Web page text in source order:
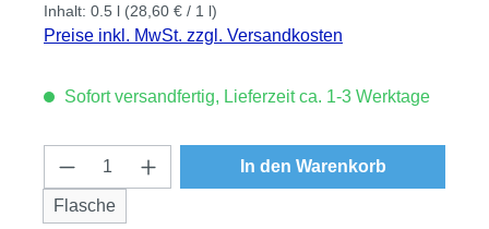
Inhalt: 0.5 l (28,60 € / 1 l)
Preise inkl. MwSt. zzgl. Versandkosten
Sofort versandfertig, Lieferzeit ca. 1-3 Werktage
Produkt Anzahl: Gib den gewünschten
Flasche
In den Warenkorb